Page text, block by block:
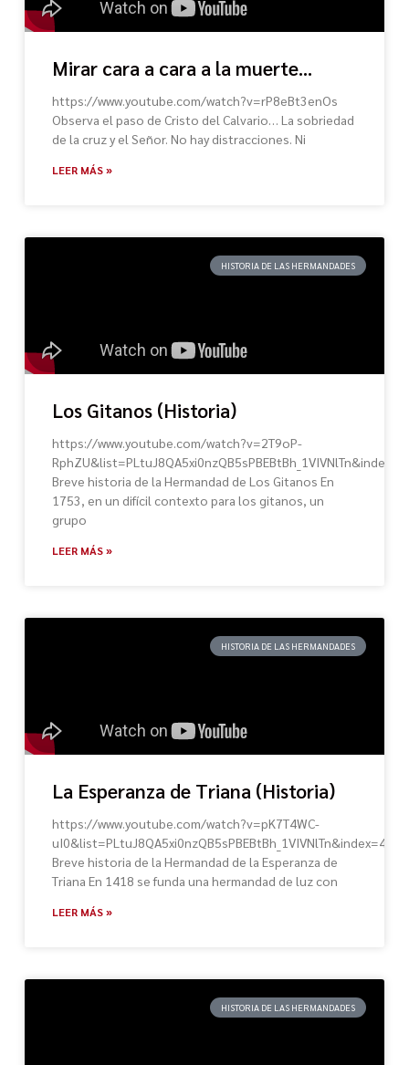
Mirar cara a cara a la muerte…
https://www.youtube.com/watch?v=rP8eBt3enOs
Observa el paso de Cristo del Calvario… La sobriedad
de la cruz y el Señor. No hay distracciones. Ni
LEER MÁS »
HISTORIA DE LAS HERMANDADES
Los Gitanos (Historia)
https://www.youtube.com/watch?v=2T9oP-
Breve historia de la Hermandad de Los Gitanos En
1753, en un difícil contexto para los gitanos, un
grupo
LEER MÁS »
HISTORIA DE LAS HERMANDADES
La Esperanza de Triana (Historia)
https://www.youtube.com/watch?v=pK7T4WC-
uI0&list=PLtuJ8QA5xi0nzQB5sPBEBtBh_1VIVNlTn&index=46
Breve historia de la Hermandad de la Esperanza de
Triana En 1418 se funda una hermandad de luz con
LEER MÁS »
HISTORIA DE LAS HERMANDADES